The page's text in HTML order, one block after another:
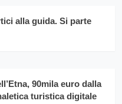
alla guida. Si parte
90mila euro dalla
turistica digitale